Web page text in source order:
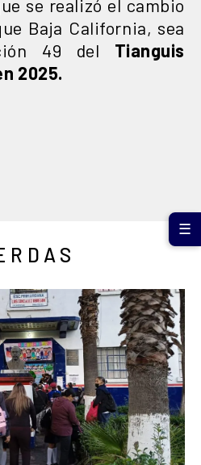
se realizó el cambio
Baja California, sea
49 del Tianguis
2025.
☰